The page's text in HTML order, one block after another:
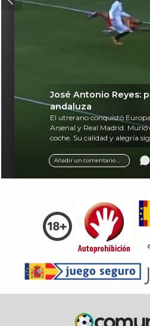
Añadir un comentario ...
José Antonio Reyes:
andaluza
El utrerano conquistó
Arsenal y Real Madrid. Murió
coche. Su calidad y alegría